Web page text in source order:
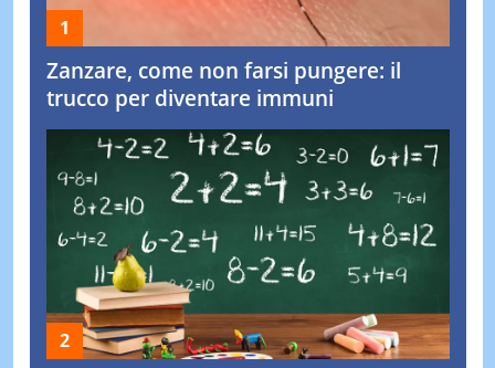
Zanzare, come non farsi pungere: il
trucco per diventare immuni